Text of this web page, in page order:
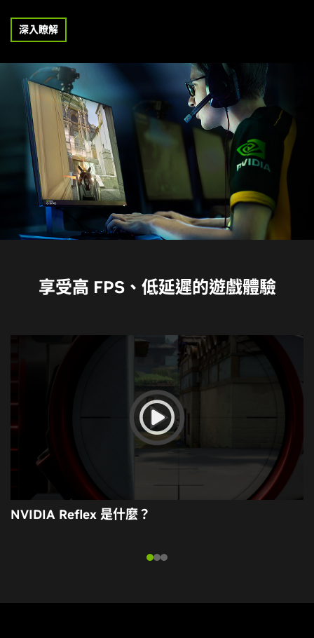
深入瞭解
享受高 FPS、低延遲的遊戲體驗
NVIDIA Reflex 是什麼？